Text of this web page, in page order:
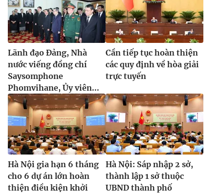
Lãnh đạo Đảng, Nhà
nước viếng đồng chí
Saysomphone
Phomvihane, Ủy viên...
Cần tiếp tục hoàn thiện
các quy định về hòa giải
trực tuyến
Hà Nội gia hạn 6 tháng
cho 6 dự án lớn hoàn
thiện điều kiện khởi
Hà Nội: Sáp nhập 2 sở,
thành lập 1 sở thuộc
UBND thành phố